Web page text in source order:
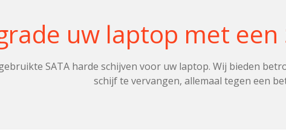
uw laptop met een
SATA harde schijven voor uw laptop. Wij bieden
schijf te vervangen, allemaal tegen een